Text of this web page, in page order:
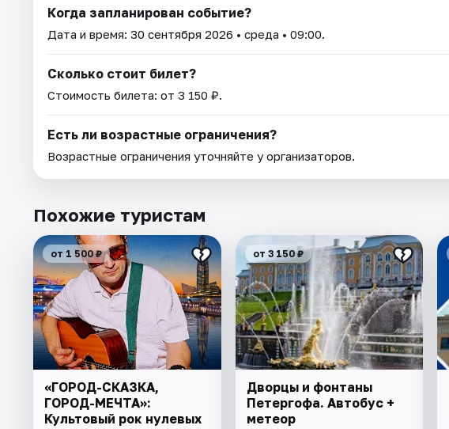
Когда запланирован событие?
Дата и время: 30 сентября 2026 • среда • 09:00.
Сколько стоит билет?
Стоимость билета: от 3 150 ₽.
Есть ли возрастные ограничения?
Возрастные ограничения уточняйте у организаторов.
Похожие туристам
от 1 500 ₽
«ГОРОД-СКАЗКА,
ГОРОД-МЕЧТА»:
Культовый рок нулевых
от 3 150 ₽
Дворцы и фонтаны
Петергофа. Автобус +
метеор